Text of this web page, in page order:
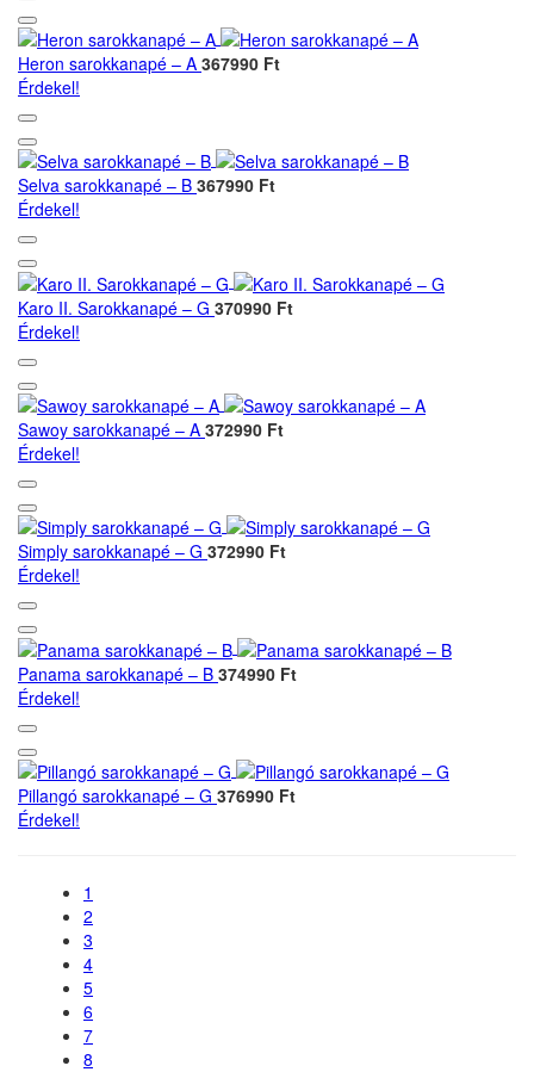
Heron sarokkanapé – A 367990 Ft
Érdekel!
Selva sarokkanapé – B 367990 Ft
Érdekel!
Karo II. Sarokkanapé – G 370990 Ft
Érdekel!
Sawoy sarokkanapé – A 372990 Ft
Érdekel!
Simply sarokkanapé – G 372990 Ft
Érdekel!
Panama sarokkanapé – B 374990 Ft
Érdekel!
Pillangó sarokkanapé – G 376990 Ft
Érdekel!
1
2
3
4
5
6
7
8